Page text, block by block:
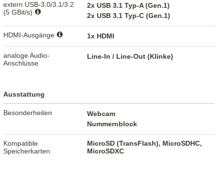
extern USB-3.0/3.1/3.2
(5 GBit/s)
2x USB 3.1 Typ-A (Gen.1)
2x USB 3.1 Typ-C (Gen.1)
HDMI-Ausgänge 1x HDMI
analoge Audio-
Anschlüsse
Line-In / Line-Out (Klinke)
Ausstattung
Besonderheiten
Webcam
Nummernblock
Kompatible
Speicherkarten
MicroSD (TransFlash), MicroSDHC,
MicroSDXC